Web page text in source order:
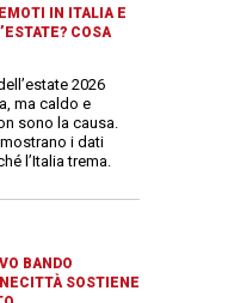
IN ITALIA E
COSA
2026
ma caldo e
sono la causa.
i dati
l’Italia trema.
BANDO
SOSTIENE